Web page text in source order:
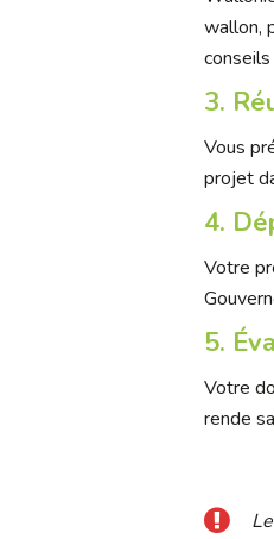
wallon,
3.
Vous
projet
4.
Votre
5.
Votre
rende